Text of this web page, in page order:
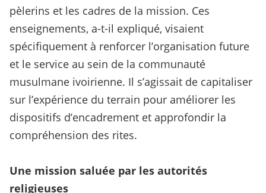
pèlerins et les cadres de la mission. Ces
enseignements, a-t-il expliqué, visaient
spécifiquement à renforcer l’organisation future
et le service au sein de la communauté
musulmane ivoirienne. Il s’agissait de capitaliser
sur l’expérience du terrain pour améliorer les
dispositifs d’encadrement et approfondir la
compréhension des rites.
Une mission saluée par les autorités
religieuses